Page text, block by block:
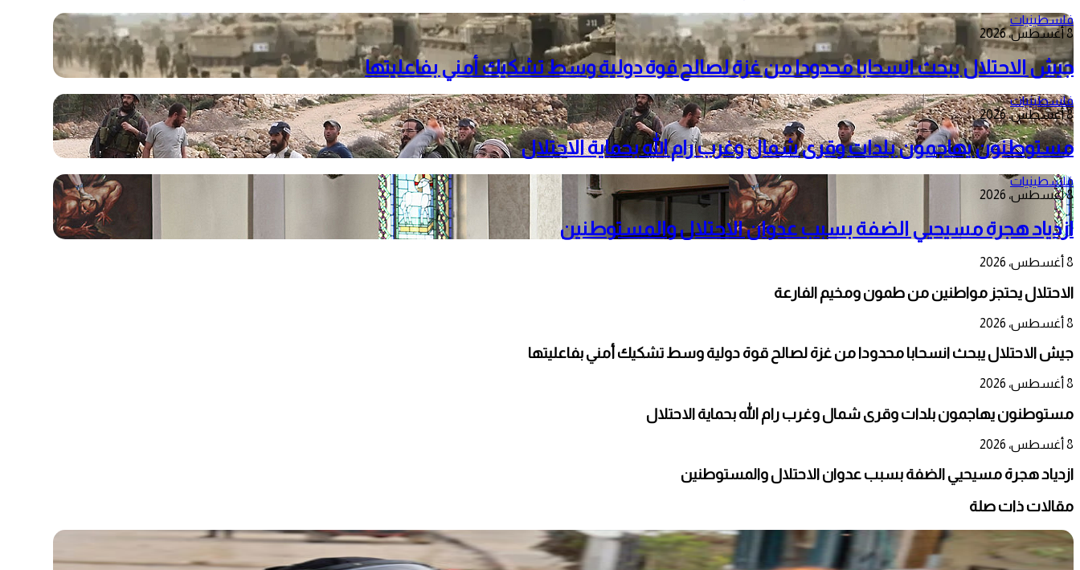
فلسطينيات
8 أغسطس، 2026
جيش الاحتلال يبحث انسحابا محدودا من غزة لصالح قوة دولية وسط تشكيك أمني بفاعليتها
فلسطينيات
8 أغسطس، 2026
مستوطنون يهاجمون بلدات وقرى شمال وغرب رام الله بحماية الاحتلال
فلسطينيات
8 أغسطس، 2026
ازدياد هجرة مسيحيي الضفة بسبب عدوان الاحتلال والمستوطنين
8 أغسطس، 2026
الاحتلال يحتجز مواطنين من طمون ومخيم الفارعة
8 أغسطس، 2026
جيش الاحتلال يبحث انسحابا محدودا من غزة لصالح قوة دولية وسط تشكيك أمني بفاعليتها
8 أغسطس، 2026
مستوطنون يهاجمون بلدات وقرى شمال وغرب رام الله بحماية الاحتلال
8 أغسطس، 2026
ازدياد هجرة مسيحيي الضفة بسبب عدوان الاحتلال والمستوطنين
مقالات ذات صلة